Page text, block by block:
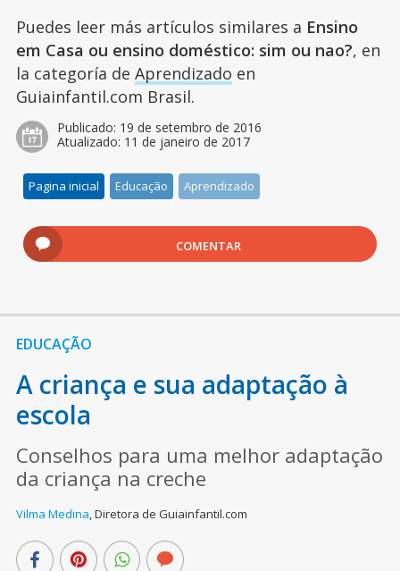
Puedes leer más artículos similares a Ensino
em Casa ou ensino doméstico: sim ou nao?, en
la categoría de Aprendizado en
Guiainfantil.com Brasil.
Publicado: 19 de setembro de 2016
Atualizado: 11 de janeiro de 2017
Pagina inicial Educação Aprendizado
COMENTAR
EDUCAÇÃO
A criança e sua adaptação à
escola
Conselhos para uma melhor adaptação
da criança na creche
Vilma Medina,Diretora de Guiainfantil.com